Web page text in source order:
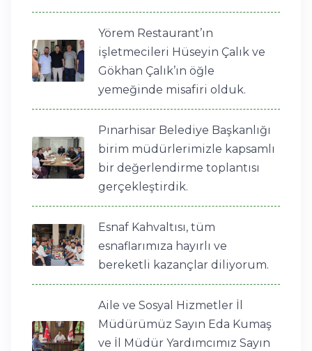
Yörem Restaurant’ın
işletmecileri Hüseyin Çalık ve
Gökhan Çalık’ın öğle
yemeğinde misafiri olduk.
Pınarhisar Belediye Başkanlığı
birim müdürlerimizle kapsamlı
bir değerlendirme toplantısı
gerçekleştirdik.
Esnaf Kahvaltısı, tüm
esnaflarımıza hayırlı ve
bereketli kazançlar diliyorum.
Aile ve Sosyal Hizmetler İl
Müdürümüz Sayın Eda Kumaş
ve İl Müdür Yardımcımız Sayın